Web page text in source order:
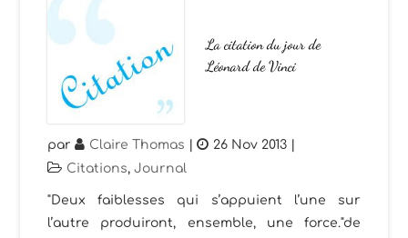
La citation du jour de
Léonard de Vinci
par Claire Thomas | 26 Nov 2013
Citations,Journal
"Deux faiblesses qui s’appuient l’une sur
l’autre produiront, ensemble, une force."de